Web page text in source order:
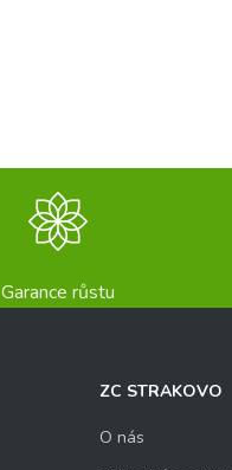
Garance růstu
ZC STRAKOVO
O nás